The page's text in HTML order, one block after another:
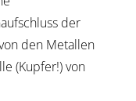
der
den Metallen
(Kupfer!) von